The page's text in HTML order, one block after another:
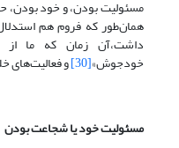
مسئولیت بودن، و خود بودن،
همان‌طور که فروم هم
داشت،آن زمان که ما از
خودجوش»[30] و فعالیت‌های
مسئولیت خود یا شجاعت بودن